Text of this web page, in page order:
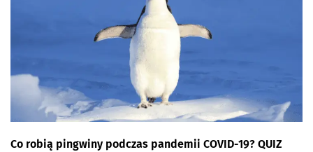
Co robią pingwiny podczas pandemii COVID-19? QUIZ